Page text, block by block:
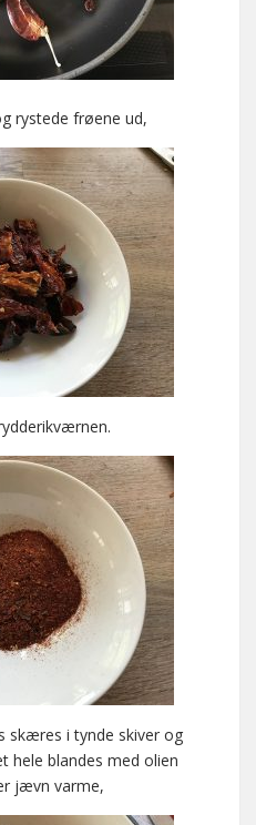
rystede frøene ud,
skæres i tynde skiver og
hele blandes med olien
jævn varme,